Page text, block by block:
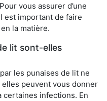
vous assurer d’une
est important de faire
la matière.
lit sont-elles
les punaises de lit ne
peuvent vous donner
certaines infections. En